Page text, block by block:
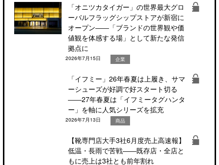
「オニツカタイガー」の世界最大グロ
ーバルフラッグシップストアが新宿に
オープン――「ブランドの世界観や価
値観を体感する場」として新たな発信
拠点に
2026年7月15日 企業
「イフミー」26年春夏は上履き、サマ
ーシューズが好調で好スタート切る
――27年春夏は「イフミータグハンタ
ー」を軸に人気シリーズを拡充
2026年7月13日 商品
【靴専門店大手3社6月度売上高速報】
低温・長雨で苦戦――既存店・全店と
もに売上は3社とも前年割れ